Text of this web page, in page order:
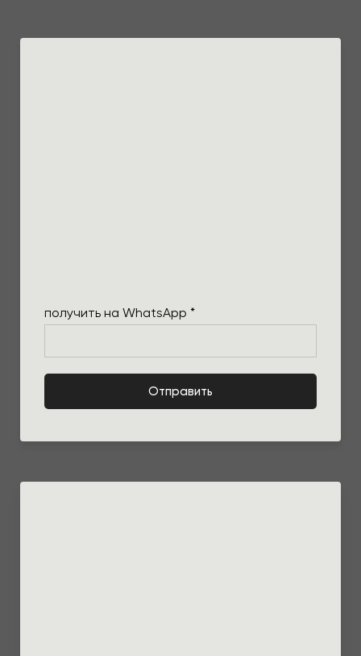
получить на WhatsApp *
Отправить